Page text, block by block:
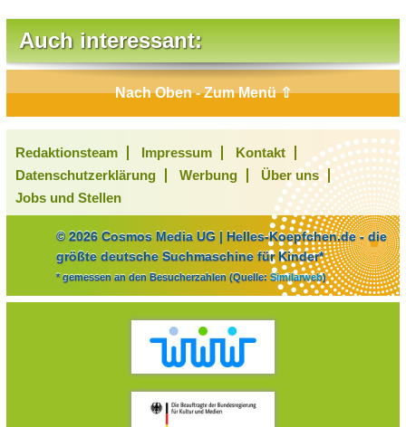
Auch interessant:
Nach Oben - Zum Menü ⇧
Redaktionsteam Impressum
Kontakt
Datenschutzerklärung
Werbung
Über uns
Jobs und Stellen
© 2026 Cosmos Media UG | Helles-Koepfchen.de - die
größte deutsche Suchmaschine für Kinder*
* gemessen an den Besucherzahlen (Quelle: Similarweb)